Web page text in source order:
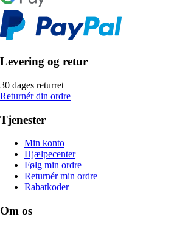
Levering og retur
30 dages returret
Returnér din ordre
Tjenester
Min konto
Hjælpecenter
Følg min ordre
Returnér min ordre
Rabatkoder
Om os